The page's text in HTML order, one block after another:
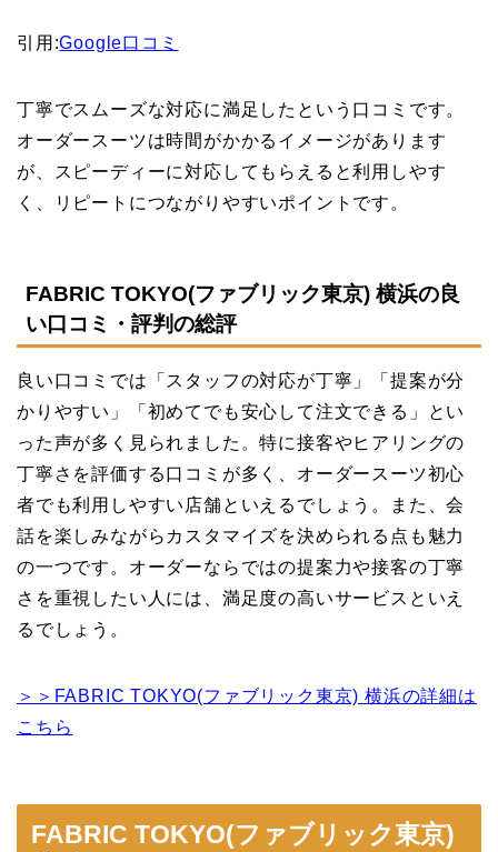
引用:Google口コミ
丁寧でスムーズな対応に満足したという口コミです。
オーダースーツは時間がかかるイメージがあります
が、スピーディーに対応してもらえると利用しやす
く、リピートにつながりやすいポイントです。
FABRIC TOKYO(ファブリック東京) 横浜の良
い口コミ・評判の総評
良い口コミでは「スタッフの対応が丁寧」「提案が分
かりやすい」「初めてでも安心して注文できる」とい
った声が多く見られました。特に接客やヒアリングの
丁寧さを評価する口コミが多く、オーダースーツ初心
者でも利用しやすい店舗といえるでしょう。また、会
話を楽しみながらカスタマイズを決められる点も魅力
の一つです。オーダーならではの提案力や接客の丁寧
さを重視したい人には、満足度の高いサービスといえ
るでしょう。
＞＞FABRIC TOKYO(ファブリック東京) 横浜の詳細は
こちら
FABRIC TOKYO(ファブリック東京)